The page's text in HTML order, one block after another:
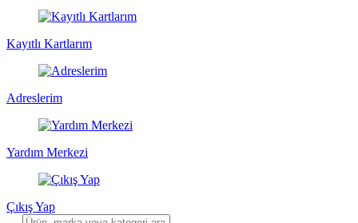
Kayıtlı Kartlarım
Adreslerim
Yardım Merkezi
Çıkış Yap